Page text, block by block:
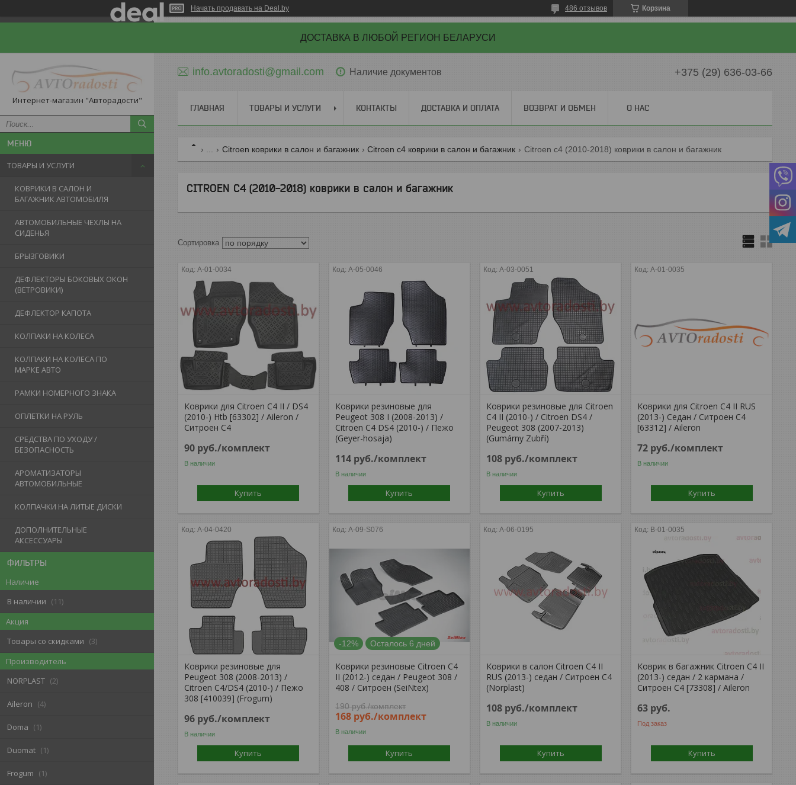
Начать продавать на Deal.by Корзина
486 отзывов
ДОСТАВКА В ЛЮБОЙ РЕГИОН БЕЛАРУСИ
Интернет-магазин "Авторадости"
ТОВАРЫ И УСЛУГИ
КОВРИКИ В САЛОН И
БАГАЖНИК АВТОМОБИЛЯ
АВТОМОБИЛЬНЫЕ ЧЕХЛЫ НА
СИДЕНЬЯ
БРЫЗГОВИКИ
ДЕФЛЕКТОРЫ БОКОВЫХ ОКОН
(ВЕТРОВИКИ)
ДЕФЛЕКТОР КАПОТА
КОЛПАКИ НА КОЛЕСА
КОЛПАКИ НА КОЛЕСА ПО
МАРКЕ АВТО
РАМКИ НОМЕРНОГО ЗНАКА
ОПЛЕТКИ НА РУЛЬ
СРЕДСТВА ПО УХОДУ /
БЕЗОПАСНОСТЬ
АРОМАТИЗАТОРЫ
АВТОМОБИЛЬНЫЕ
КОЛПАЧКИ НА ЛИТЫЕ ДИСКИ
ДОПОЛНИТЕЛЬНЫЕ
АКСЕССУАРЫ
ФИЛЬТРЫ
Наличие
В наличии
11
Акция
Товары со скидками
3
Производитель
NORPLAST
2
Aileron 4
Doma 1
Duomat 1
Frogum 1
info.avtoradosti@gmail.com Наличие документов +375 (29) 636-03-66
ГЛАВНАЯ ТОВАРЫ И УСЛУГИ КОНТАКТЫ ДОСТАВКА И ОПЛАТА ВОЗВРАТ И ОБМЕН О НАС
Citroen коврики в салон и багажник Citroen c4 коврики в салон и багажник Citroen c4 (2010-2018) коврики в салон и багажник
CITROEN C4 (2010-2018) коврики в салон и багажник
A-01-0034
Коврики для Citroen C4 II / DS4
(2010-) Htb [63302] / Aileron /
Ситроен С4
90 руб./комплект
В наличии
Купить
A-05-0046
Коврики резиновые для
Peugeot 308 I (2008-2013) /
Citroen C4 DS4 (2010-) / Пежо
(Geyer-hosaja)
114 руб./комплект
В наличии
Купить
A-03-0051
Коврики резиновые для Citroen
C4 II (2010-) / Citroen DS4 /
Peugeot 308 (2007-2013)
(Gumárny Zubří)
108 руб./комплект
В наличии
Купить
A-01-0035
Коврики для Citroen C4 II RUS
(2013-) Седан / Ситроен С4
[63312] / Aileron
72 руб./комплект
В наличии
Купить
A-04-0420
Коврики резиновые для
Peugeot 308 (2008-2013) /
Citroen C4/DS4 (2010-) / Пежо
308 [410039] (Frogum)
96 руб./комплект
В наличии
Купить
A-09-S076
-12% Осталось 6 дней
Коврики резиновые Citroen С4
II (2012-) седан / Peugeot 308 /
408 / Ситроен (SeiNtex)
190руб./комплект
168 руб./комплект
В наличии
Купить
A-06-0195
Коврики в салон Citroen C4 II
RUS (2013-) седан / Ситроен С4
(Norplast)
108 руб./комплект
В наличии
Купить
B-01-0035
Коврик в багажник Citroen C4 II
(2013-) седан / 2 кармана /
Ситроен С4 [73308] / Aileron
63 руб.
Под заказ
Купить